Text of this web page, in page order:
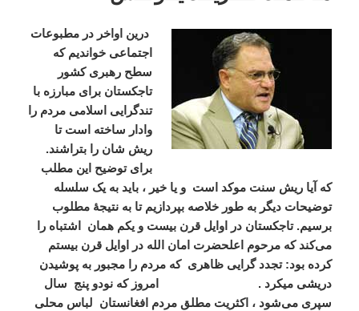
درین اواخر در مطبوعات
اجتماعی خواندیم که
سطح رهبری کشور
تاجکستان برای مبارزه با
تندگرایی اسلامی مردم را
وادار ساخته است تا
ریش شان را بتراشند.
برای توضیح این مطلب
که آیا ریش سنت موکد است و یا خیر ، باید به یک سلسله
توضیحات دیگر به طور خلاصه بپردازیم تا به نتیجۀ مطلوب
برسیم.تاجکستان در اوایل قرن بیست و یکم همان
اشتباه را
می‌کند که مرحوم اعلحضرت امان الله در اوایل قرن بیستم
کرده بود: تجدد گرایی ظاهری که مردم را مجبور به پوشیدن
دریشی میکرد . امروز که نودو پنج سال
سپری می‌شود ، اکثریت مطلق مردم افغانستان لباس محلی